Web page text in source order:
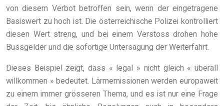
von diesem Verbot betroffen sein, wenn der eingetragene
Basiswert zu hoch ist. Die österreichische Polizei kontrolliert
diesen Wert streng, und bei einem Verstoss drohen hohe
Bussgelder und die sofortige Untersagung der Weiterfahrt.
Dieses Beispiel zeigt, dass « legal » nicht gleich « überall
willkommen » bedeutet. Lärmemissionen werden europaweit
zu einem immer grösseren Thema, und es ist nur eine Frage